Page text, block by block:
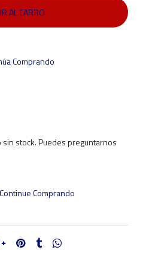
Comprando
stock. Puedes preguntarnos
Comprando